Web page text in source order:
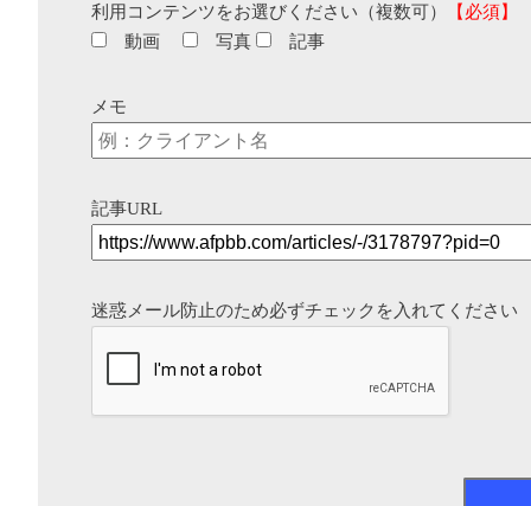
利用コンテンツをお選びください（複数可）
【必須】
動画
写真 記事
メモ
記事URL
迷惑メール防止のため必ずチェックを入れてください